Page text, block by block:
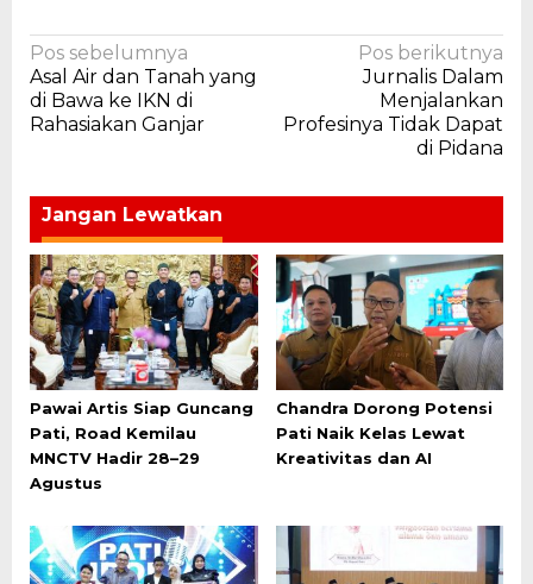
Navigasi
pos
Pos sebelumnya
Asal Air dan Tanah yang
di Bawa ke IKN di
Rahasiakan Ganjar
Pos berikutnya
Jurnalis Dalam
Menjalankan
Profesinya Tidak Dapat
di Pidana
Jangan Lewatkan
Pawai Artis Siap Guncang
Pati, Road Kemilau
MNCTV Hadir 28–29
Agustus
Chandra Dorong Potensi
Pati Naik Kelas Lewat
Kreativitas dan AI